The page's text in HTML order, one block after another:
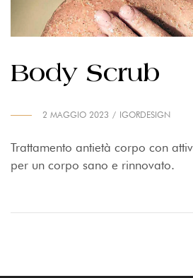
Body Scrub
2 MAGGIO 2023 IGORDESIGN
Trattamento antietà corpo con
per un corpo sano e rinnovato.